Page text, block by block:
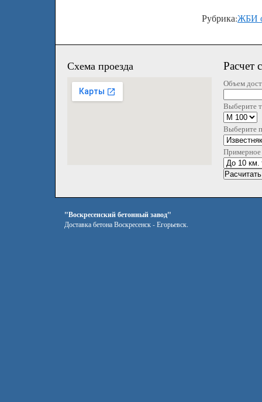
Рубрика:ЖБИ
Схема проезда Расчет
Объем
Выберите
Выберите
Примерное
"Воскресенский бетонный завод"
Доставка бетона Воскресенск - Егорьевск.